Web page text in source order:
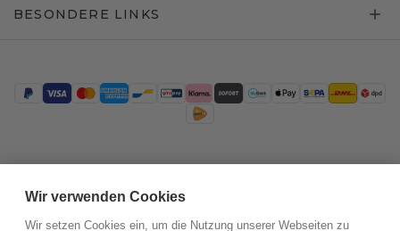
BESONDERE LINKS
Wir verwenden Cookies
Wir setzen Cookies ein, um die Nutzung unserer Webseiten zu